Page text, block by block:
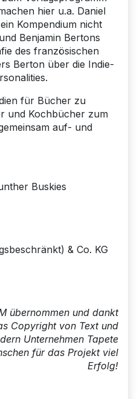
hier u.a. Daniel
Kompendium nicht
Benjamin Bertons
des französischen
Berton über die Indie-
für Bücher zu
und Kochbücher zum
auf- und
Buskies
& Co. KG
übernommen und dankt
Copyright von Text und
Unternehmen Tapete
für das Projekt viel
Erfolg!